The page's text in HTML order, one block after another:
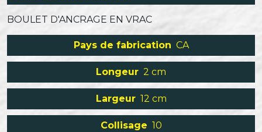
BOULET D'ANCRAGE EN VRAC
Pays de fabrication CA
Longeur 2 cm
Largeur 12 cm
Collisage 10